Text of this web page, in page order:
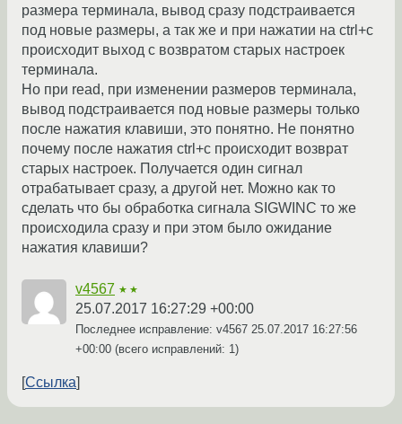
размера терминала, вывод сразу подстраивается
под новые размеры, а так же и при нажатии на ctrl+c
происходит выход с возвратом старых настроек
терминала.
Но при read, при изменении размеров терминала,
вывод подстраивается под новые размеры только
после нажатия клавиши, это понятно. Не понятно
почему после нажатия ctrl+c происходит возврат
старых настроек. Получается один сигнал
отрабатывает сразу, а другой нет. Можно как то
сделать что бы обработка сигнала SIGWINC то же
происходила сразу и при этом было ожидание
нажатия клавиши?
v4567 ★★
25.07.2017 16:27:29 +00:00
Последнее исправление: v4567 25.07.2017 16:27:56
+00:00 (всего исправлений: 1)
Ссылка